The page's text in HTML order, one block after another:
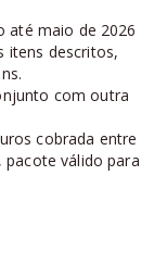
até maio de 2026
itens descritos,
com outra
cobrada entre
válido para